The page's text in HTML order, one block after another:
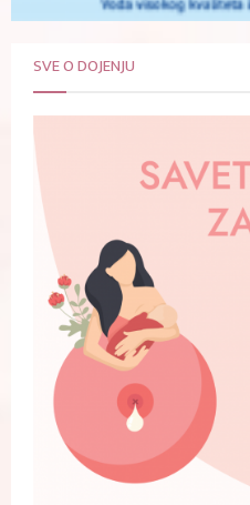
SVE O DOJENJU